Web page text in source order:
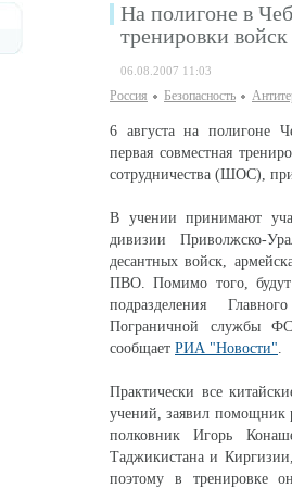
На полигоне в
тренировки
06.08.2007 11:03
Россия Безопаcность
6 августа на полигоне
первая совместная
сотрудничества (ШОС),
В учении принимают
дивизии Приволжско-
десантных войск,
ПВО. Помимо того, будут
подразделения
Пограничной службы
сообщает РИА "Новости".
Практически все
учений, заявил помощник
полковник Игорь
Таджикистана и
поэтому в тренировке